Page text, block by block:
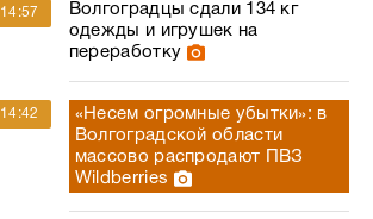
14:57
Волгоградцы сдали 134 кг
одежды и игрушек на
переработку
14:42
«Несем огромные убытки»: в
Волгоградской области
массово распродают ПВЗ
Wildberries